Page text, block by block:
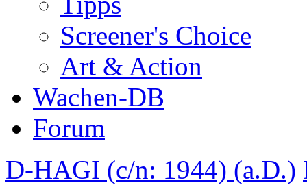
Screener's Choice
Art & Action
Wachen-DB
Forum
D-HAGI (c/n: 1944) (a.D.)